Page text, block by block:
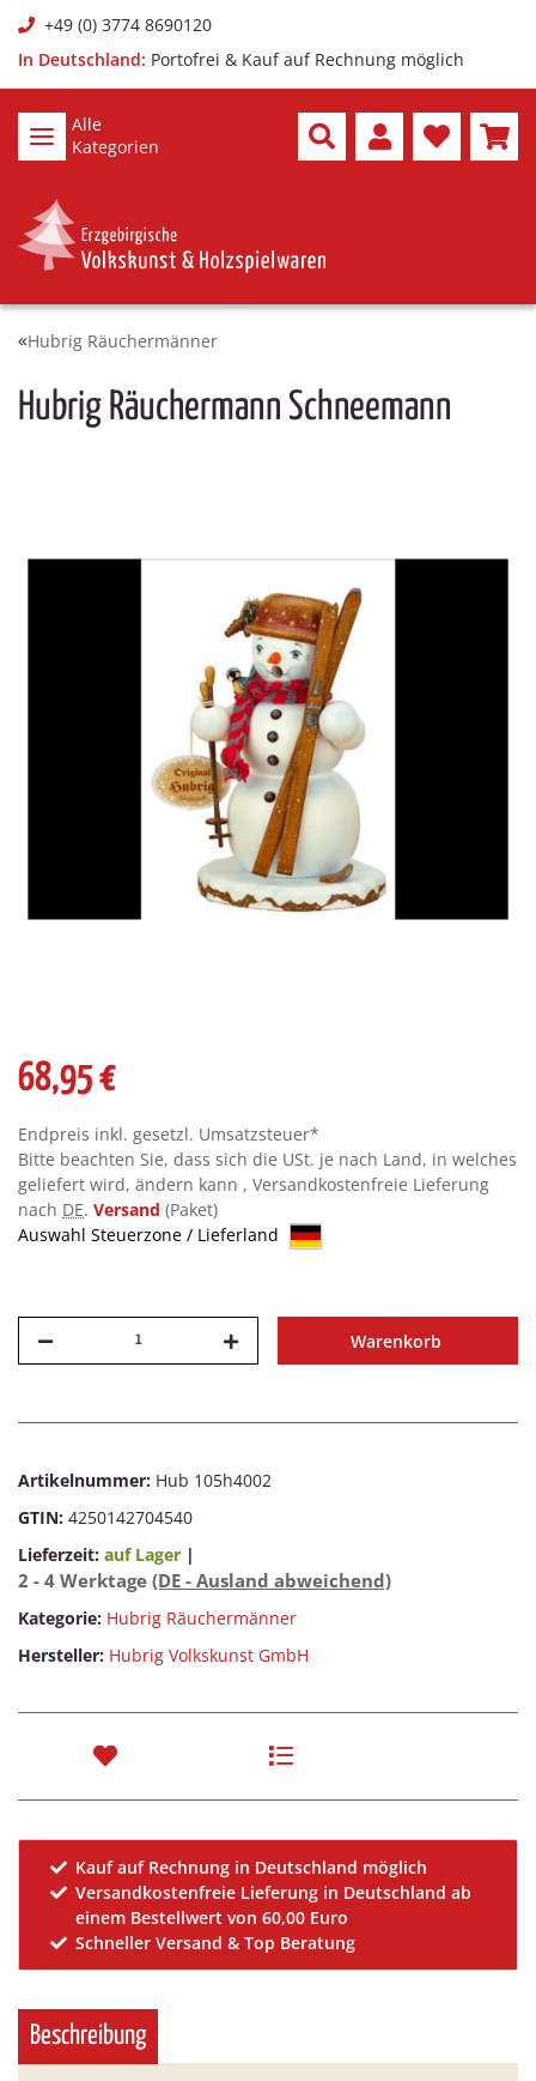
+49 (0) 3774 8690120
In Deutschland: Portofrei & Kauf auf Rechnung möglich
Alle
Kategorien
Hubrig Räuchermänner
Hubrig Räuchermann Schneemann
68,95 €
Endpreis inkl. gesetzl. Umsatzsteuer*
Bitte beachten Sie, dass sich die USt. je nach Land, in welches
geliefert wird, ändern kann , Versandkostenfreie Lieferung
nach DE. Versand (Paket)
Auswahl Steuerzone / Lieferland
Warenkorb
Artikelnummer: Hub 105h4002
GTIN: 4250142704540
Lieferzeit: auf Lager |
2 - 4 Werktage (DE - Ausland abweichend)
Kategorie: Hubrig Räuchermänner
Hersteller: Hubrig Volkskunst GmbH
Kauf auf Rechnung in Deutschland möglich
Versandkostenfreie Lieferung in Deutschland ab
einem Bestellwert von 60,00 Euro
Schneller Versand & Top Beratung
Beschreibung